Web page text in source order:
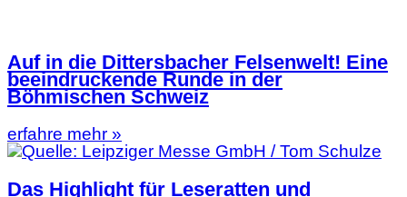
Auf in die Dittersbacher Felsenwelt! Eine
beeindruckende Runde in der
Böhmischen Schweiz
erfahre mehr »
Das Highlight für Leseratten und